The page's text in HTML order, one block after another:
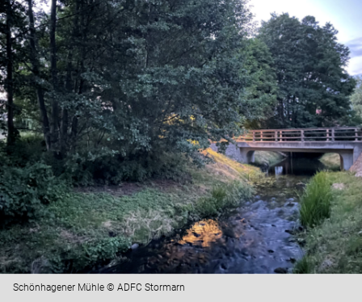
Schönhagener Mühle © ADFC Stormarn